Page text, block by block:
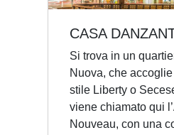
CASA
Si trova in un
Nuova, che
stile Liberty o
viene chiamato qui
Nouveau, con una